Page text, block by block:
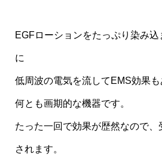
EGFローションをたっぷり染み込
に
低周波の電気を流してEMS効果も
何とも画期的な機器です。
たった一回で効果が歴然なので、
されます。